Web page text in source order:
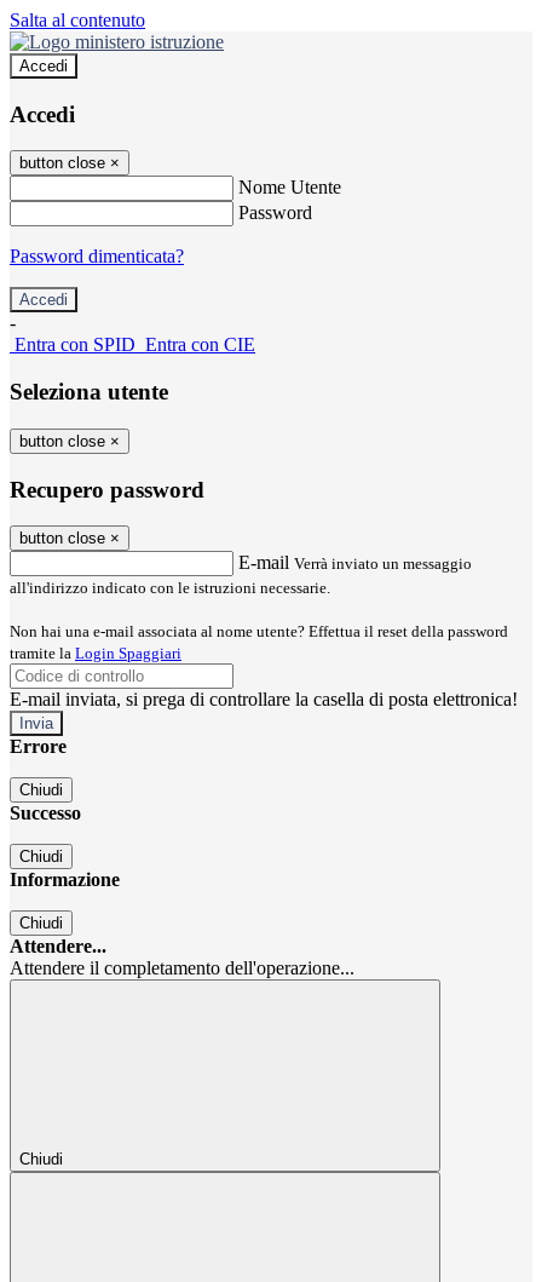
Salta al contenuto
Accedi
Accedi
button close ×
Nome Utente
Password
Password dimenticata?
-
Entra con SPID Entra con CIE
Seleziona utente
button close ×
Recupero password
button close ×
E-mail Verrà inviato un messaggio
all'indirizzo indicato con le istruzioni necessarie.
Non hai una e-mail associata al nome utente? Effettua il reset della password
tramite la Login Spaggiari
E-mail inviata, si prega di controllare la casella di posta elettronica!
Errore
Chiudi
Successo
Chiudi
Informazione
Chiudi
Attendere...
Attendere il completamento dell'operazione...
Chiudi